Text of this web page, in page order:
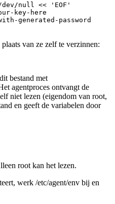
null <<
'EOF'
key-here
with-generated-password
van ze zelf te verzinnen:
bestand met
agentproces ontvangt de
niet lezen (eigendom van root,
en geeft de variabelen door
root kan het lezen.
werk /etc/agent/env bij en